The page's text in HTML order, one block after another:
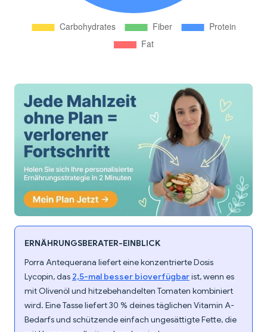
ERNÄHRUNGSBERATER-EINBLICK
Porra Antequerana liefert eine konzentrierte Dosis
Lycopin, das 2,5-mal besser bioverfügbarist, wenn es
mit Olivenöl und hitzebehandelten Tomaten kombiniert
wird. Eine Tasse liefert 30 % deines täglichen Vitamin A-
Bedarfs und schützende einfach ungesättigte Fette, die